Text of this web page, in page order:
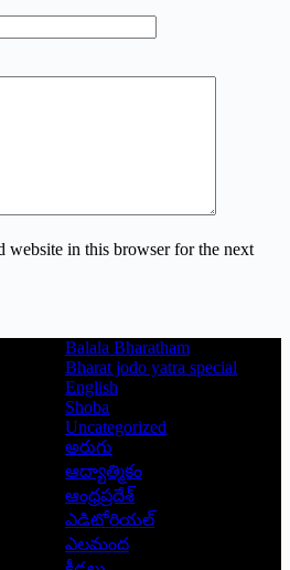
website in this browser for the next
Balala Bharatham
Bharat jodo yatra special
English
Shoba
Uncategorized
అరుగు
ఆద్యాత్మికం
ఆంధ్రప్రదేశ్
ఎడిటోరియల్
ఎలమంద